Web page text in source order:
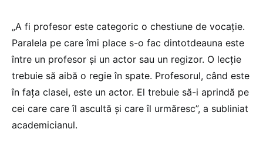
„A fi profesor este categoric o chestiune de vocație.
Paralela pe care îmi place s-o fac dintotdeauna este
între un profesor și un actor sau un regizor. O lecție
trebuie să aibă o regie în spate. Profesorul, când este
în fața clasei, este un actor. El trebuie să-i aprindă pe
cei care care îl ascultă și care îl urmăresc”, a subliniat
academicianul.